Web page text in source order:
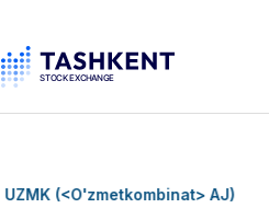
UZMK (<O'zmetkombinat> AJ)